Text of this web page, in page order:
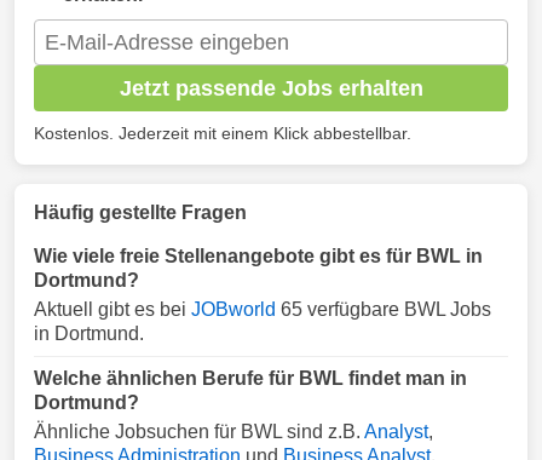
Jetzt passende Jobs erhalten
Kostenlos. Jederzeit mit einem Klick abbestellbar.
Häufig gestellte Fragen
Wie viele freie Stellenangebote gibt es für BWL in
Dortmund?
Aktuell gibt es bei JOBworld 65 verfügbare BWL Jobs
in Dortmund.
Welche ähnlichen Berufe für BWL findet man in
Dortmund?
Ähnliche Jobsuchen für BWL sind z.B. Analyst,
Business Administration und Business Analyst.